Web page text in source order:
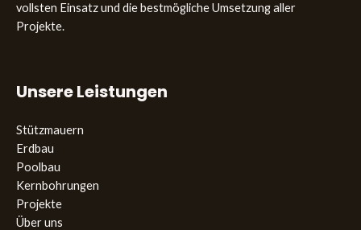
­vollsten Einsatz und die bestmögliche Umsetzung aller
Projekte.
Unsere Leistungen
Stützmauern
Erdbau
Poolbau
Kernbohrungen
Projekte
Über uns